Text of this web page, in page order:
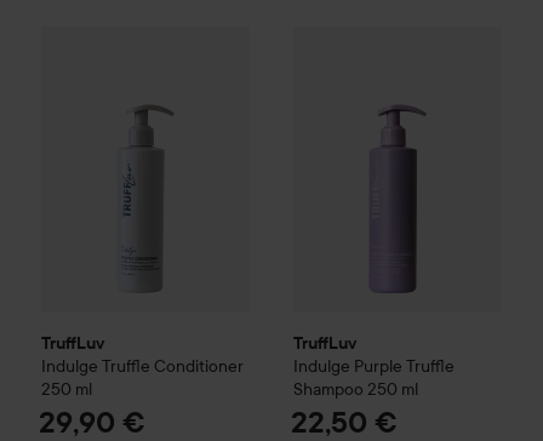
TruffLuv
Indulge Truffle Conditioner
250 ml
29,90 €
TruffLuv
Indulge Purple Truffle
Shampoo 250 ml
22,50 €